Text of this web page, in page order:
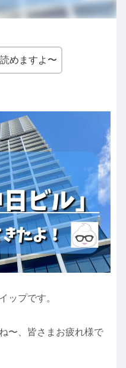
めますよ〜
ップです。
〜、皆さまお疲れ様で